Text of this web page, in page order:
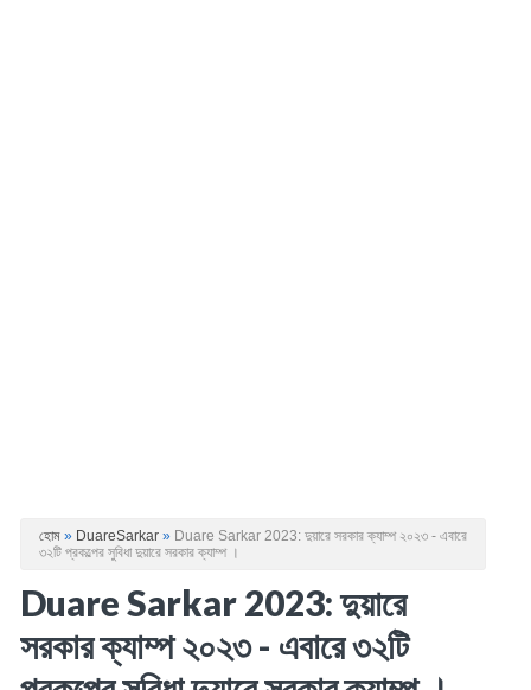
হোম » DuareSarkar » Duare Sarkar 2023: দুয়ারে সরকার ক্যাম্প ২০২৩ - এবারে
৩২টি প্রকল্পের সুবিধা দুয়ারে সরকার ক্যাম্প ।
Duare Sarkar 2023: দুয়ারে
সরকার ক্যাম্প ২০২৩ - এবারে ৩২টি